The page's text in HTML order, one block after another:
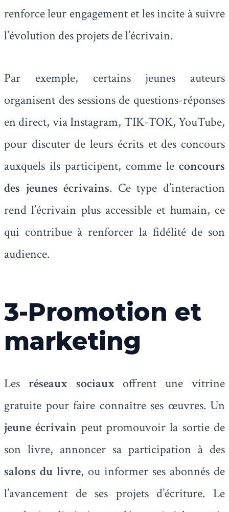
renforce leur engagement et les incite à suivre
l’évolution des projets de l’écrivain.
Par exemple, certains jeunes auteurs
organisent des sessions de questions-réponses
en direct, via Instagram, TIK-TOK, YouTube,
pour discuter de leurs écrits et des concours
auxquels ils participent, comme le concours
des jeunes écrivains. Ce type d’interaction
rend l’écrivain plus accessible et humain, ce
qui contribue à renforcer la fidélité de son
audience.
3-Promotion et
marketing
Les réseaux sociauxoffrent une vitrine
gratuite pour faire connaître ses œuvres. Un
jeune écrivain peut promouvoir la sortie de
son livre, annoncer sa participation à des
salons du livre, ou informer ses abonnés de
l’avancement de ses projets d’écriture. Le